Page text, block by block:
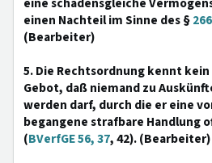
einen Nachteil im Sinne des §266
(Bearbeiter)
5. Die Rechtsordnung kennt
Gebot, daß niemand zu
werden darf, durch die er eine
begangene strafbare Handlung
(BVerfGE 56, 37, 42). (Bearbeiter)